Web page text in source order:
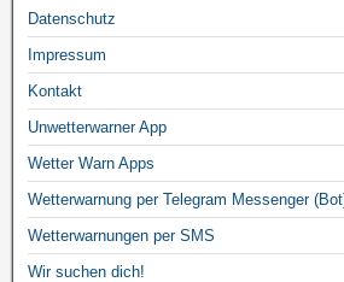
Datenschutz
Impressum
Kontakt
Unwetterwarner App
Wetter Warn Apps
Wetterwarnung per Telegram Messenger
Wetterwarnungen per SMS
Wir suchen dich!